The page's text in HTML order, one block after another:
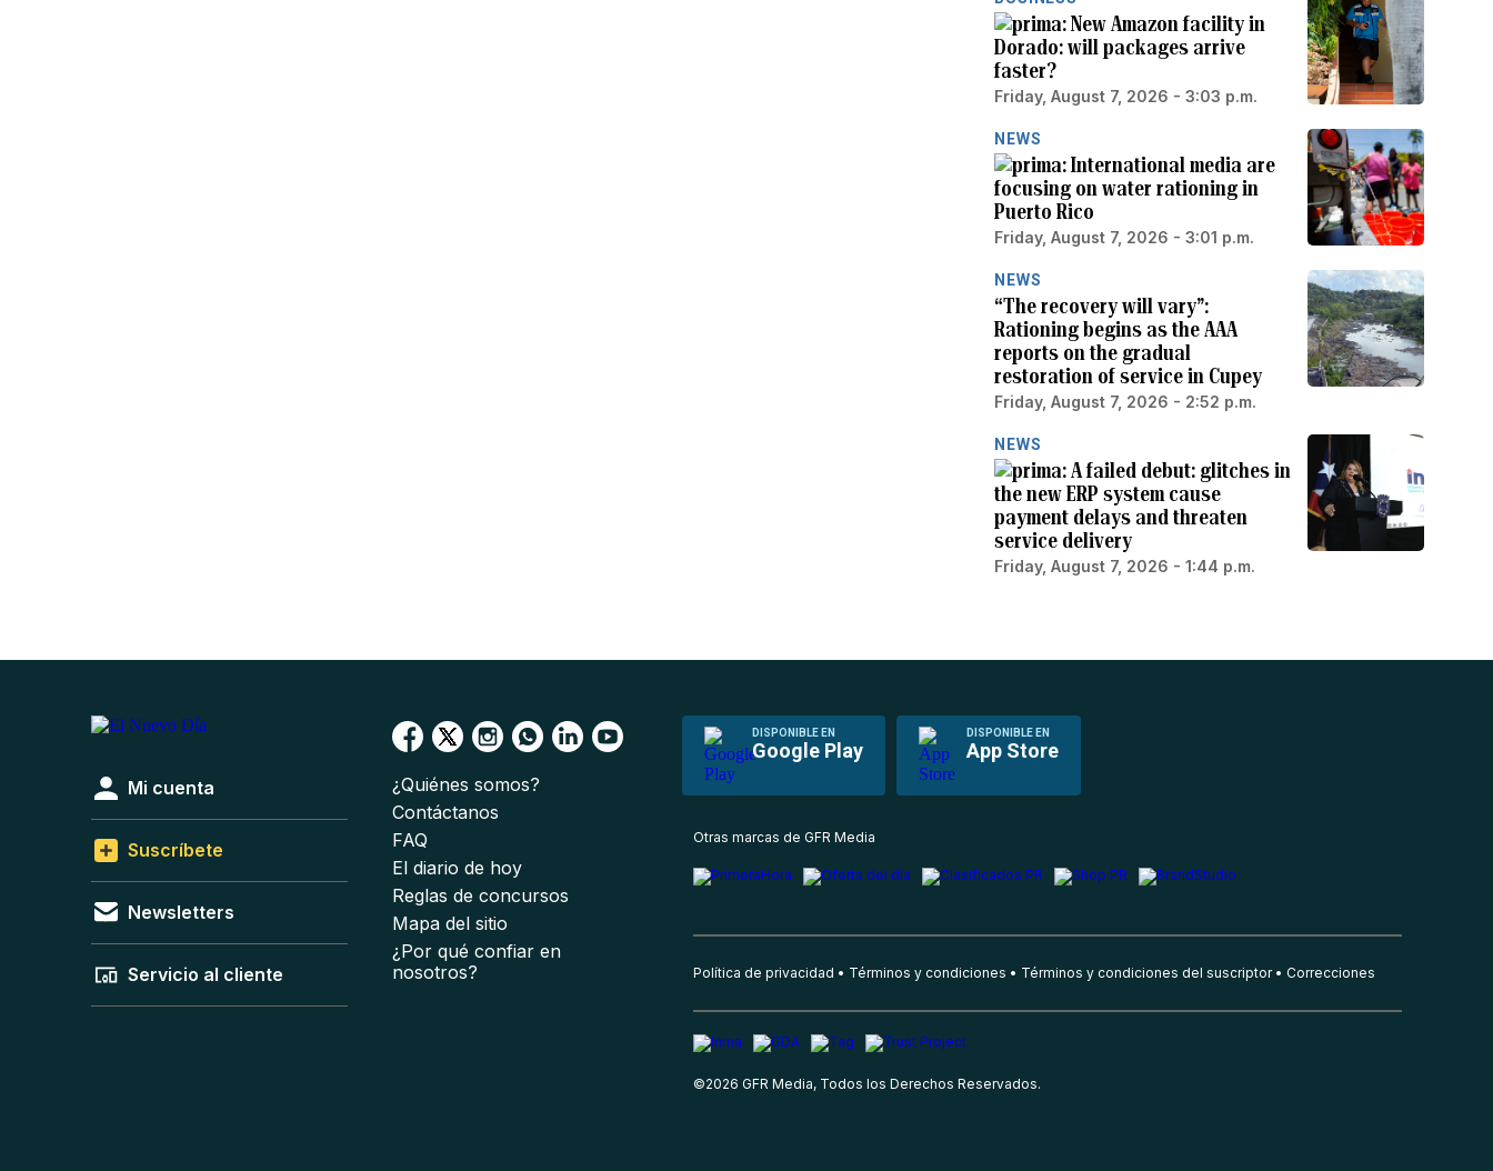
New Amazon facility in
Dorado: will packages arrive
faster?
Friday, August 7, 2026 - 3:03 p.m.
NEWS
International media are
focusing on water rationing in
Puerto Rico
Friday, August 7, 2026 - 3:01 p.m.
NEWS
“The recovery will vary”:
Rationing begins as the AAA
reports on the gradual
restoration of service in Cupey
Friday, August 7, 2026 - 2:52 p.m.
NEWS
A failed debut: glitches in
the new ERP system cause
payment delays and threaten
service delivery
Friday, August 7, 2026 - 1:44 p.m.
DISPONIBLE EN
Google Play
DISPONIBLE EN
App Store
Mi cuenta
Suscríbete
Newsletters
Servicio al cliente
¿Quiénes somos?
Contáctanos
FAQ
El diario de hoy
Reglas de concursos
Mapa del sitio
¿Por qué confiar en
nosotros?
Otras marcas de GFR Media
Política de privacidad Términos y condiciones Términos y condiciones del suscriptor Correcciones
©2026 GFR Media, Todos los Derechos Reservados.